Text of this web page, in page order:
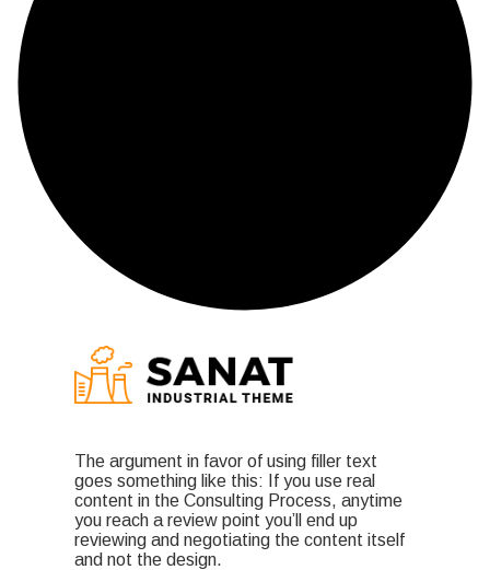
The argument in favor of using filler text
goes something like this: If you use real
content in the Consulting Process, anytime
you reach a review point you’ll end up
reviewing and negotiating the content itself
and not the design.